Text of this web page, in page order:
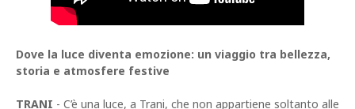
Dove la luce diventa emozione: un viaggio tra bellezza,
storia e atmosfere festive
TRANI - C’è una luce, a Trani, che non appartiene soltanto alle